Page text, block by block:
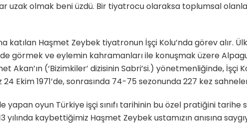
uzak olmak beni üzdü. Bir tiyatrocu olaraksa toplumsal
katılan Haşmet Zeybek tiyatronun İşçi Kolu’nda görev alır.
görmek ve eylemin kahramanları ile konuşmak üzere
Akan’ın (‘Bizimkiler’ dizisinin Sabri’si.) yönetmenliğinde, İşçi
Ekim 1971’de, sonrasında 74-75 sezonunda 227 kez
yapan oyun Türkiye işçi sınıfı tarihinin bu özel pratiğini tarihe
yılında kaybettiğimiz Haşmet Zeybek ustamızın anısına